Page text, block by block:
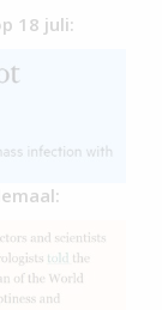
18 juli: